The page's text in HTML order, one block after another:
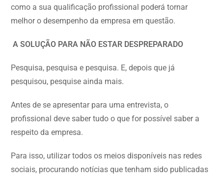
como a sua qualificação profissional poderá tornar
melhor o desempenho da empresa em questão.
A SOLUÇÃO PARA NÃO ESTAR DESPREPARADO
Pesquisa, pesquisa e pesquisa. E, depois que já
pesquisou, pesquise ainda mais.
Antes de se apresentar para uma entrevista, o
profissional deve saber tudo o que for possível saber a
respeito da empresa.
Para isso, utilizar todos os meios disponíveis nas redes
sociais, procurando notícias que tenham sido publicadas